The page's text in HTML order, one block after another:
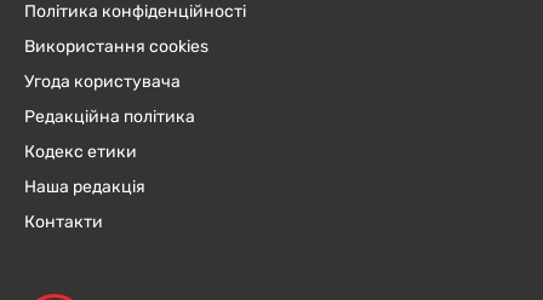
Політика конфіденційності
Використання cookies
Угода користувача
Редакційна політика
Кодекс етики
Наша редакція
Контакти